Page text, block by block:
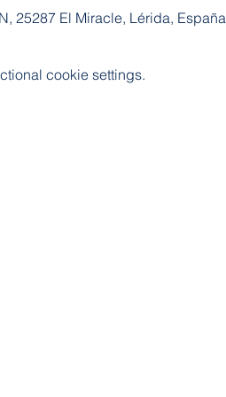
25287 El Miracle, Lérida, España
cookie settings.